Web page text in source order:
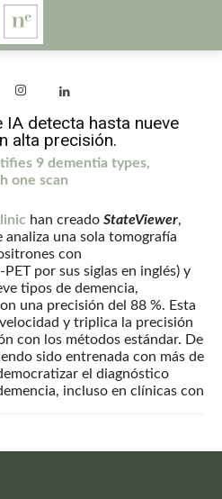
IA detecta hasta nueve
alta precisión.
9 dementia types,
one scan
han creado StateViewer,
analiza una sola tomografía
con
por sus siglas en inglés) y
tipos de demencia,
una precisión del 88 %. Esta
y triplica la precisión
con los métodos estándar. De
sido entrenada con más de
el diagnóstico
incluso en clínicas con